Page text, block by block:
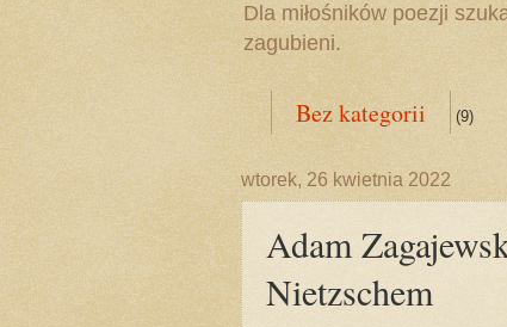
Dla miłośników poezji
zagubieni.
Bez kategorii (9)
wtorek, 26 kwietnia 2022
Adam
Nietzschem